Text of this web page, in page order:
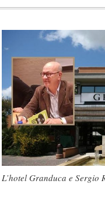
L’hotel Granduca e Sergio